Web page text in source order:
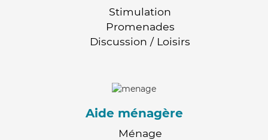
Stimulation
Promenades
Discussion / Loisirs
Aide ménagère
Ménage